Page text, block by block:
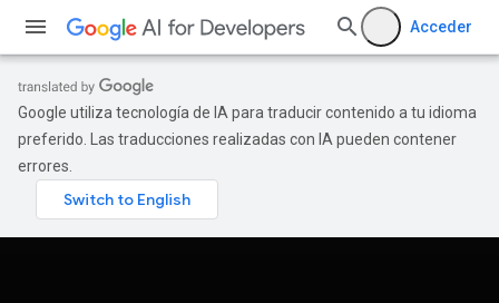
Acceder
Google utiliza tecnología de IA para traducir contenido a tu idioma
preferido. Las traducciones realizadas con IA pueden contener
errores.